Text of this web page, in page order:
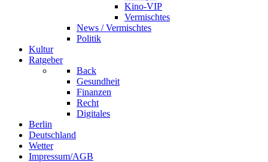
Kino-VIP
Vermischtes
News / Vermischtes
Politik
Kultur
Ratgeber
Back
Gesundheit
Finanzen
Recht
Digitales
Berlin
Deutschland
Wetter
Impressum/AGB